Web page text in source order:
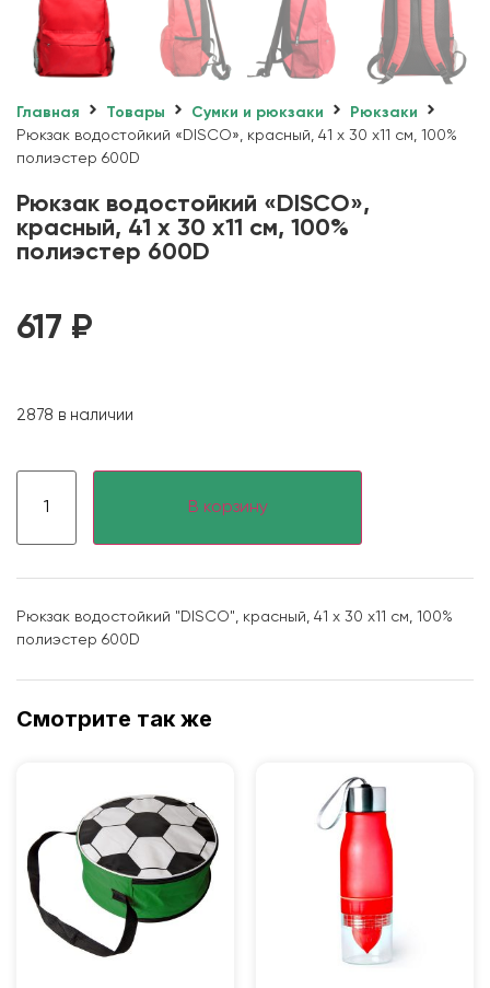
Главная Товары Сумки и рюкзаки
Рюкзаки
Рюкзак водостойкий «DISCO», красный, 41 x 30 x11 см, 100%
полиэстер 600D
Рюкзак водостойкий «DISCO»,
красный, 41 x 30 x11 см, 100%
полиэстер 600D
617 ₽
2878 в наличии
В корзину
Рюкзак водостойкий "DISCO", красный, 41 x 30 x11 см, 100%
полиэстер 600D
Смотрите так же